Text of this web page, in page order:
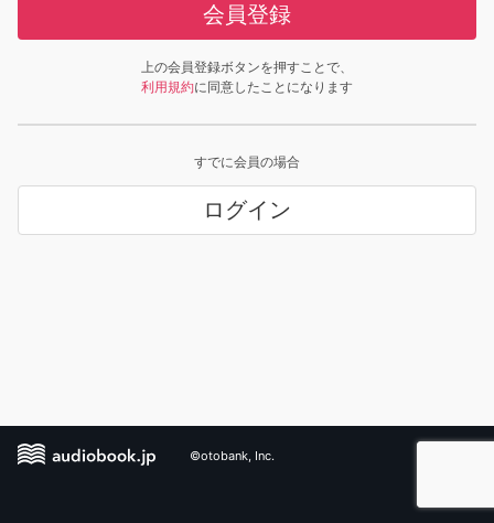
会員登録
上の会員登録ボタンを押すことで、
利用規約に同意したことになります
すでに会員の場合
ログイン
©otobank, Inc.